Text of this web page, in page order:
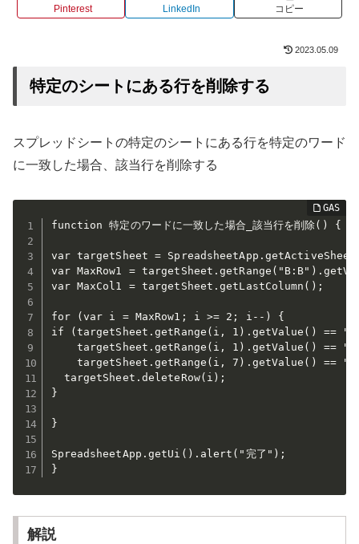
Pinterest LinkedIn コピー
2023.05.09
特定のシートにある行を削除する
スプレッドシートの特定のシートにある行を特定のワード
に一致した場合、該当行を削除する
function 特定のワードに一致した場合_該当行を削除() {
var targetSheet =
var MaxRow1 =
var MaxCol1 = targetSheet.getLastColumn();
for (var i = MaxRow1; i >= 2; i--) {
if (targetSheet.getRange(i, 1).getValue() == "
targetSheet.getRange(i, 1).getValue() == ""
targetSheet.getRange(i, 7).getValue() == "年
  targetSheet.deleteRow(i);
}
}
SpreadsheetApp.getUi().alert("完了");
}
解説